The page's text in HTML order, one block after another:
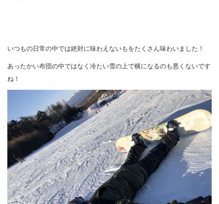
いつもの日常の中では絶対に味わえないもをたくさん味わいました！
あったかい布団の中ではなく冷たい雪の上で横になるのも悪くないです
ね！